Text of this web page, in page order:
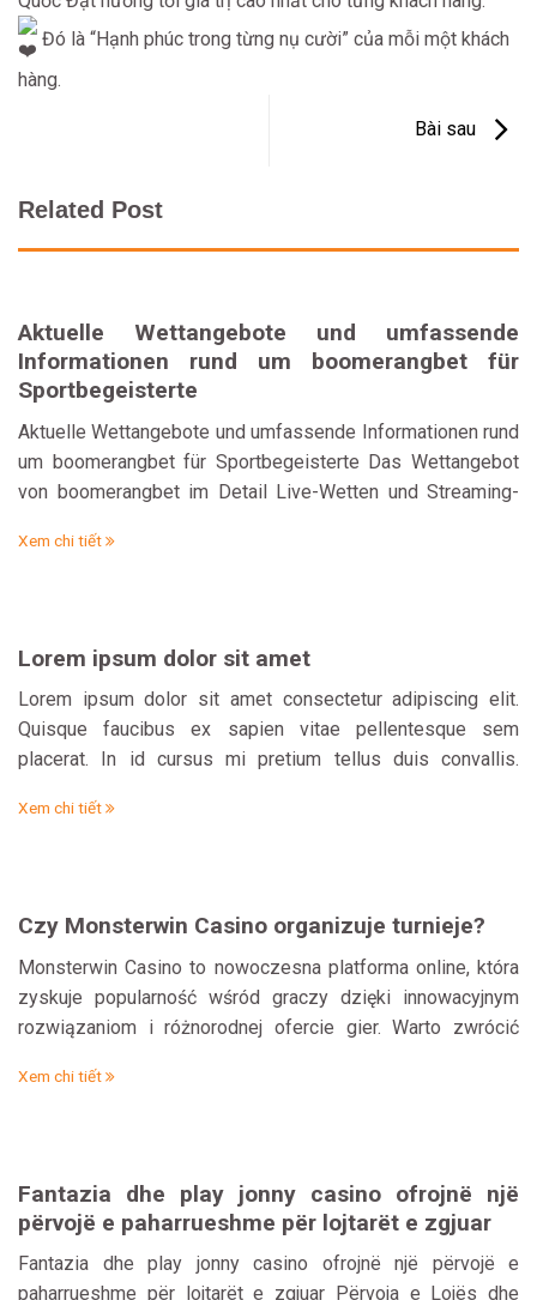
Đó là “Hạnh phúc trong từng nụ cười” của mỗi một khách
hàng.
Bài sau
Related Post
Aktuelle Wettangebote und umfassende
Informationen rund um boomerangbet für
Sportbegeisterte
Aktuelle Wettangebote und umfassende Informationen rund
um boomerangbet für Sportbegeisterte Das Wettangebot
von boomerangbet im Detail Live-Wetten und Streaming-
boomerangbet Umsatzbedingungen und wichtige Hinweise
boomerangbet Zukunftsperspektiven und
Weiterentwicklung von boomerangbet 🔥 Spielen ▶️ Mục
lụcAktuelle…
Xem chi tiết
Lorem ipsum dolor sit amet
Lorem ipsum dolor sit amet consectetur adipiscing elit.
Quisque faucibus ex sapien vitae pellentesque sem
placerat. In id cursus mi pretium tellus duis convallis.
vivamus fringilla lacus nec metus bibendum egestas.
Xem chi tiết
Czy Monsterwin Casino organizuje turnieje?
Monsterwin Casino to nowoczesna platforma online, która
zyskuje popularność wśród graczy dzięki innowacyjnym
rozwiązaniom i różnorodnej ofercie gier. Warto zwrócić
które przyciągają uwagę wielu entuzjastów gier
Xem chi tiết
Fantazia dhe play jonny casino ofrojnë një
përvojë e paharrueshme për lojtarët e zgjuar
Fantazia dhe play jonny casino ofrojnë një përvojë e
paharrueshme për lojtarët e zgjuar Përvoja e Lojës dhe